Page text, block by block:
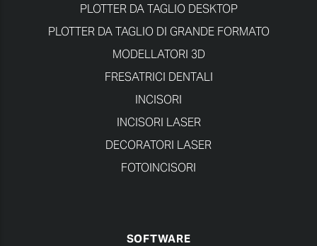
PLOTTER DA TAGLIO DESKTOP
PLOTTER DA TAGLIO DI GRANDE FORMATO
MODELLATORI 3D
FRESATRICI DENTALI
INCISORI
INCISORI LASER
DECORATORI LASER
FOTOINCISORI
SOFTWARE